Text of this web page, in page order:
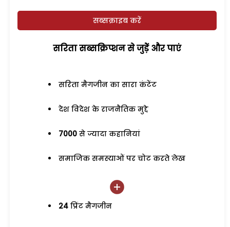
सब्सक्राइब करें
सरिता सब्सक्रिप्शन से जुड़ेें और पाएं
सरिता मैगजीन का सारा कंटेंट
देश विदेश के राजनैतिक मुद्दे
7000 से ज्यादा कहानियां
समाजिक समस्याओं पर चोट करते लेख
24 प्रिंट मैगजीन